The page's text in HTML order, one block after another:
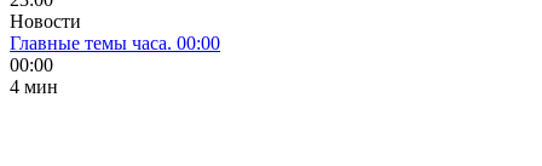
Новости
Главные темы часа. 00:00
00:00
4 мин